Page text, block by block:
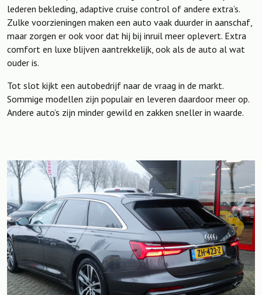
lederen bekleding, adaptive cruise control of andere extra’s.
Zulke voorzieningen maken een auto vaak duurder in aanschaf,
maar zorgen er ook voor dat hij bij inruil meer oplevert. Extra
comfort en luxe blijven aantrekkelijk, ook als de auto al wat
ouder is.
Tot slot kijkt een autobedrijf naar de vraag in de markt.
Sommige modellen zijn populair en leveren daardoor meer op.
Andere auto’s zijn minder gewild en zakken sneller in waarde.